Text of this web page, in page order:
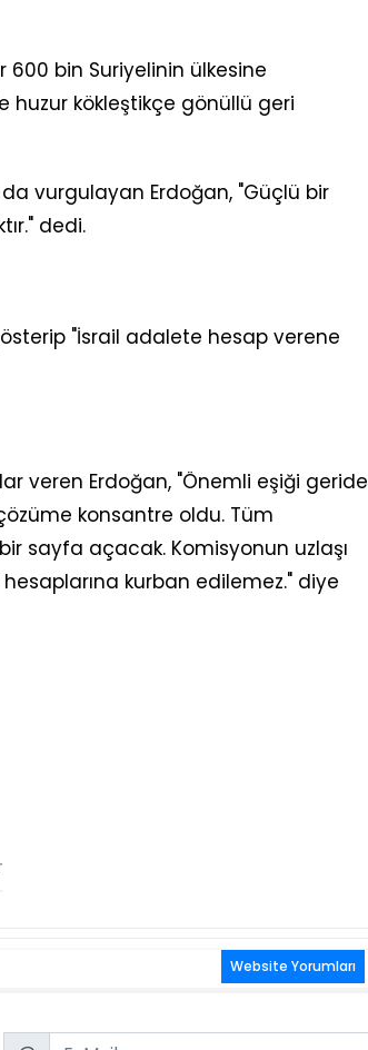
600 bin Suriyelinin ülkesine
huzur kökleştikçe gönüllü geri
da vurgulayan Erdoğan, "Güçlü bir
dedi.
"İsrail adalete hesap verene
veren Erdoğan, "Önemli eşiği geride
konsantre oldu. Tüm
sayfa açacak. Komisyonun uzlaşı
kurban edilemez." diye
Website Yorumları
Email